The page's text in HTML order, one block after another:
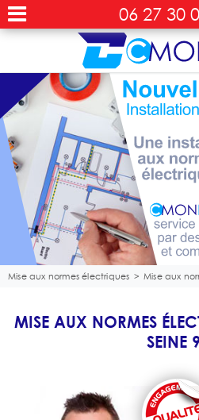
06 27 30
Mise aux normes électriques > Mise aux
MISE AUX NORMES
SEINE